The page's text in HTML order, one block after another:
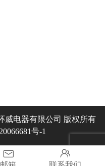
威电器有限公司 版权所有
号-1
 